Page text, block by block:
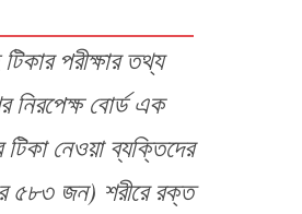
পরীক্ষার তথ্য
নিরপেক্ষ বোর্ড এক
নেওয়া ব্যক্তিদের
৫৮৩ জন) শরীরে রক্ত